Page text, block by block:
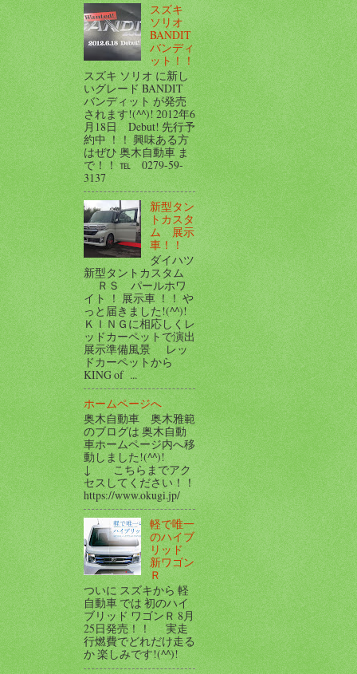
スズキ
ソリオ
BANDIT
バンディ
ット！！
スズキ ソリオ に新し
いグレード BANDIT
バンディット が発売
されます!(^^)! 2012年6
月18日 Debut! 先行予
約中 ！！ 興味ある方
はぜひ 奥木自動車 ま
で！！ ℡ 0279-59-
3137
新型タン
トカスタ
ム 展示
車！！
ダイハツ
新型タントカスタム
ＲＳ パールホワ
イト ！ 展示車 ！！ や
っと届きました!(^^)!
ＫＩＮＧに相応しくレ
ッドカーペットで演出
展示準備風景 レッ
ドカーペットから
KING of ...
ホームページへ
奥木自動車 奥木雅範
のブログは 奥木自動
車ホームページ内へ移
動しました!(^^)!
↓ こちらまでアク
セスしてください！！
https://www.okugi.jp/
軽で唯一
のハイブ
リッド
新ワゴン
Ｒ
ついに スズキから 軽
自動車 では 初のハイ
ブリッド ワゴンＲ 8月
25日発売！！ 実走
行燃費でどれだけ走る
か 楽しみです!(^^)!